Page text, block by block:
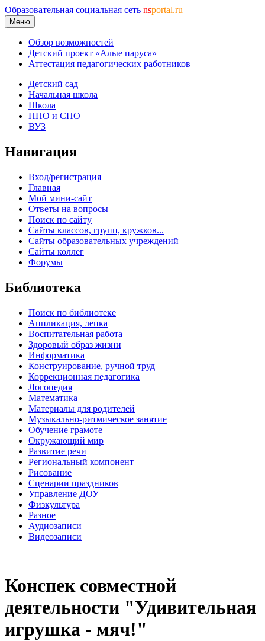
Образовательная социальная сеть nsportal.ru
Меню
Обзор возможностей
Детский проект «Алые паруса»
Аттестация педагогических работников
Детский сад
Начальная школа
Школа
НПО и СПО
ВУЗ
Навигация
Вход/регистрация
Главная
Мой мини-сайт
Ответы на вопросы
Поиск по сайту
Сайты классов, групп, кружков...
Сайты образовательных учреждений
Сайты коллег
Форумы
Библиотека
Поиск по библиотеке
Аппликация, лепка
Воспитательная работа
Здоровый образ жизни
Информатика
Конструирование, ручной труд
Коррекционная педагогика
Логопедия
Математика
Материалы для родителей
Музыкально-ритмическое занятие
Обучение грамоте
Окружающий мир
Развитие речи
Региональный компонент
Рисование
Сценарии праздников
Управление ДОУ
Физкультура
Разное
Аудиозаписи
Видеозаписи
Конспек совместной
деятельности "Удивительная
игрушка - мяч!"